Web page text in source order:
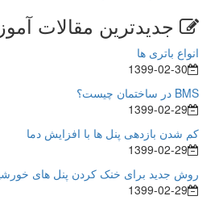
جدیدترین مقالات
انواع باتری ها
1399-02-30
BMS در ساختمان چیست؟
1399-02-29
کم شدن بازدهی پنل ها با افزایش دما
1399-02-29
روش جدید برای خنک کردن پنل های
1399-02-29